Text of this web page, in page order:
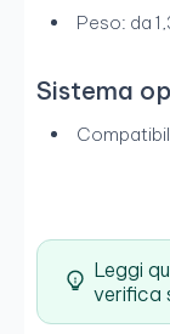
Peso: da
Sistema
Leggi
verifica